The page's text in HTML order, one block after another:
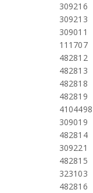
309216
309213
309011
111707
482812
482813
482818
482819
4104498
309019
482814
309221
482815
323103
482816